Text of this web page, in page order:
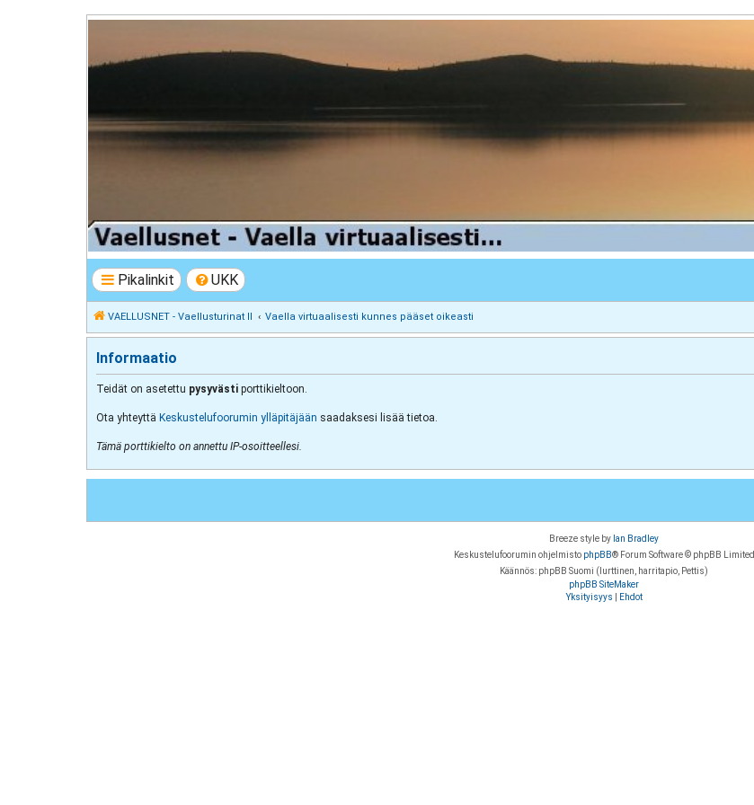
VAELLUSNET - Vaellusturinat II
Keskustelua vaeltamisesta ja Lapista
Pikalinkit UKK
VAELLUSNET - Vaellusturinat II Vaella virtuaalisesti kunnes pääset oikeasti
Informaatio
Teidät on asetettu pysyvästi porttikieltoon.
Ota yhteyttä Keskustelufoorumin ylläpitäjään saadaksesi lisää tietoa.
Tämä porttikielto on annettu IP-osoitteellesi.
Breeze style by Ian Bradley
Keskustelufoorumin ohjelmisto phpBB® Forum Software © phpBB Limited
Käännös: phpBB Suomi (lurttinen, harritapio, Pettis)
phpBB SiteMaker
Yksityisyys
Ehdot